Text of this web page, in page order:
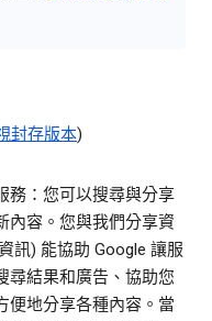
封存版本)
務：您可以搜尋與分享
內容。您與我們分享資
訊) 能協助 Google 讓服
尋結果和廣告、協助您
便地分享各種內容。當